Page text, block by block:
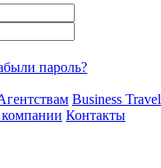
пароль?
Business Travel
Контакты